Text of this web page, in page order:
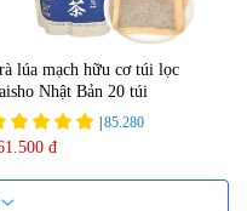
lúa mạch hữu cơ túi lọc
Nhật Bản 20 túi
85.280
đ